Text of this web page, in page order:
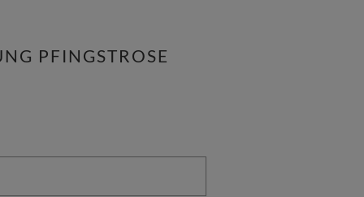
PFINGSTROSE